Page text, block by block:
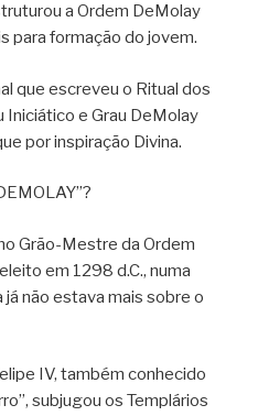
a Ordem DeMolay
para formação do jovem.
que escreveu o Ritual dos
Iniciático e Grau DeMolay
por inspiração Divina.
Grão-Mestre da Ordem
em 1298 d.C., numa
já não estava mais sobre o
IV, também conhecido
subjugou os Templários